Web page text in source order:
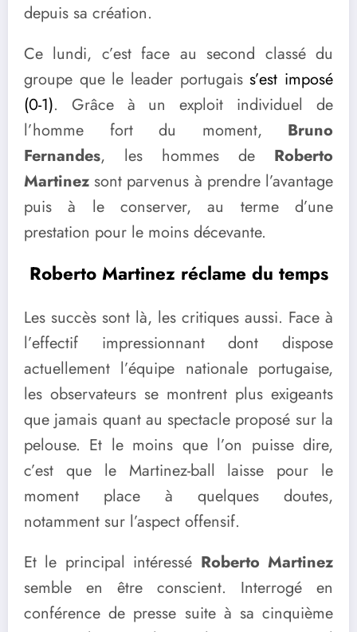
depuis sa création.
Ce lundi, c’est face au second classé du
groupe que le leader portugaiss’est imposé
(0-1). Grâce à un exploit individuel de
l’homme fort du moment, Bruno
Fernandes, les hommes de Roberto
Martinez sont parvenus à prendre l’avantage
puis à le conserver, au terme d’une
prestation pour le moins décevante.
Roberto Martinez réclame du temps
Les succès sont là, les critiques aussi. Face à
l’effectif impressionnant dont dispose
actuellement l’équipe nationale portugaise,
les observateurs se montrent plus exigeants
que jamais quant au spectacle proposé sur la
pelouse. Et le moins que l’on puisse dire,
c’est que le Martinez-ball laisse pour le
moment place à quelques doutes,
notamment sur l’aspect offensif.
Et le principal intéressé Roberto Martinez
semble en être conscient. Interrogé en
conférence de presse suite à sa cinquième